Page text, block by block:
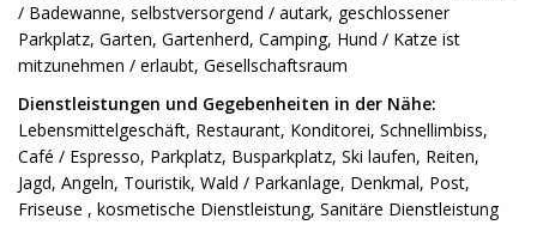
/ Badewanne, selbstversorgend / autark, geschlossener
Parkplatz, Garten, Gartenherd, Camping, Hund / Katze ist
mitzunehmen / erlaubt, Gesellschaftsraum
Dienstleistungen und Gegebenheiten in der Nähe:
Lebensmittelgeschäft, Restaurant, Konditorei, Schnellimbiss,
Café / Espresso, Parkplatz, Busparkplatz, Ski laufen, Reiten,
Jagd, Angeln, Touristik, Wald / Parkanlage, Denkmal, Post,
Friseuse , kosmetische Dienstleistung, Sanitäre Dienstleistung